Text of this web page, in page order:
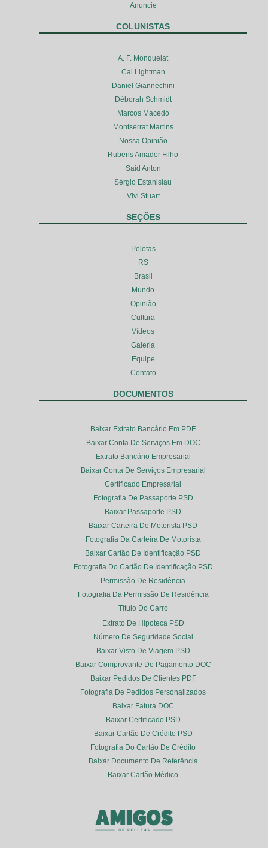
Anuncie
COLUNISTAS
A. F. Monquelat
Cal Lightman
Daniel Giannechini
Déborah Schmidt
Marcos Macedo
Montserrat Martins
Nossa Opinião
Rubens Amador Filho
Said Anton
Sérgio Estanislau
Vivi Stuart
SEÇÕES
Pelotas
RS
Brasil
Mundo
Opinião
Cultura
Vídeos
Galeria
Equipe
Contato
DOCUMENTOS
Baixar Extrato Bancário Em PDF
Baixar Conta De Serviços Em DOC
Extrato Bancário Empresarial
Baixar Conta De Serviços Empresarial
Certificado Empresarial
Fotografia De Passaporte PSD
Baixar Passaporte PSD
Baixar Carteira De Motorista PSD
Fotografia Da Carteira De Motorista
Baixar Cartão De Identificação PSD
Fotografia Do Cartão De Identificação PSD
Permissão De Residência
Fotografia Da Permissão De Residência
Título Do Carro
Extrato De Hipoteca PSD
Número De Seguridade Social
Baixar Visto De Viagem PSD
Baixar Comprovante De Pagamento DOC
Baixar Pedidos De Clientes PDF
Fotografia De Pedidos Personalizados
Baixar Fatura DOC
Baixar Certificado PSD
Baixar Cartão De Crédito PSD
Fotografia Do Cartão De Crédito
Baixar Documento De Referência
Baixar Cartão Médico